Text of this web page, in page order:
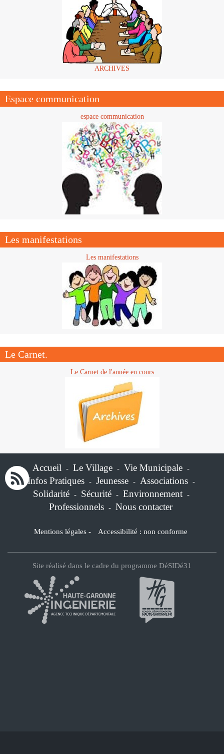
ARCHIVES
Espace communication
espace communication
Les manifestations
Les manifestations
Le Carnet.
Le Carnet de l'année en cours
Accueil - Le Village - Vie Municipale -
Infos Pratiques - Jeunesse - Associations -
Solidarité - Sécurité - Environnement -
Professionnels - Nous contacter
Mentions légales - Accessibilité : non conforme
Site réalisé dans le cadre du programme DéSIDé31